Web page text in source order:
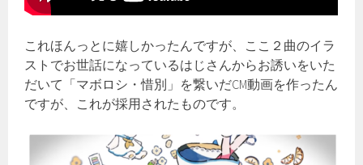
これほんっとに嬉しかったんですが、ここ２曲のイラ
ストでお世話になっているはじさんからお誘いをいた
だいて「マボロシ・惜別」を繋いだCM動画を作ったん
ですが、これが採用されたものです。